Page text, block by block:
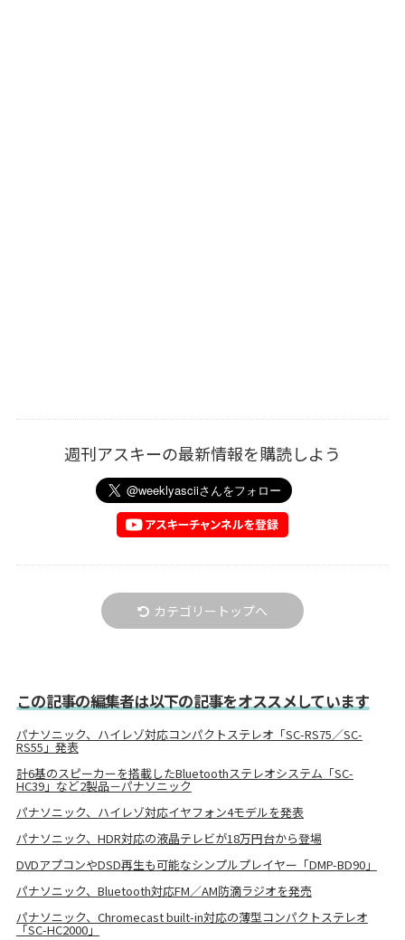
週刊アスキーの最新情報を購読しよう
カテゴリートップへ
この記事の編集者は以下の記事をオススメしています
パナソニック、ハイレゾ対応コンパクトステレオ「SC-RS75／SC-
RS55」発表
計6基のスピーカーを搭載したBluetoothステレオシステム「SC-
HC39」など2製品－パナソニック
パナソニック、ハイレゾ対応イヤフォン4モデルを発表
パナソニック、HDR対応の液晶テレビが18万円台から登場
DVDアプコンやDSD再生も可能なシンプルプレイヤー「DMP-BD90」
パナソニック、Bluetooth対応FM／AM防滴ラジオを発売
パナソニック、Chromecast built-in対応の薄型コンパクトステレオ
「SC-HC2000」